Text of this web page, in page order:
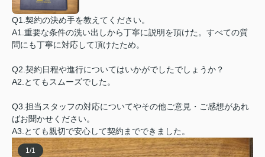
Q1.契約の決め手を教えてください。
A1.重要な条件の洗い出しから丁寧に説明を頂けた。すべての質
問にも丁寧に対応して頂けたため。
Q2.契約日程や進行についてはいかがでしたでしょうか？
A2.とてもスムーズでした。
Q3.担当スタッフの対応についてやその他ご意見・ご感想があれ
ばお聞かせください。
A3.とても親切で安心して契約までできました。
1/1